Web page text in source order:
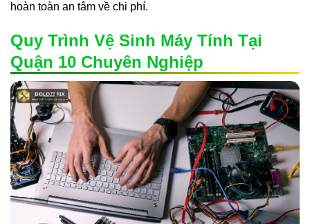
hoàn toàn an tâm về chi phí.
Quy Trình Vệ Sinh Máy Tính Tại
Quận 10 Chuyên Nghiệp